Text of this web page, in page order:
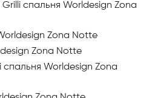
спальня Worldesign Zona
Zona Notte
Zona Notte
спальня Worldesign Zona